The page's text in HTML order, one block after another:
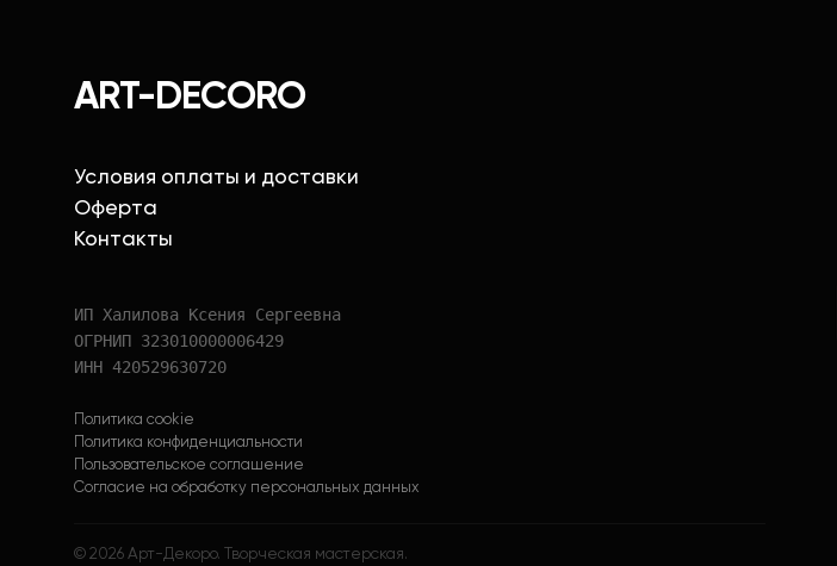
ART-DECORO
Условия оплаты и доставки
Оферта
Контакты
ИП Халилова Ксения Сергеевна
ОГРНИП 323010000006429
ИНН 420529630720
Политика cookie
Политика конфиденциальности
Пользовательское соглашение
Согласие на обработку персональных данных
© 2026 Арт-Декоро. Творческая мастерская.